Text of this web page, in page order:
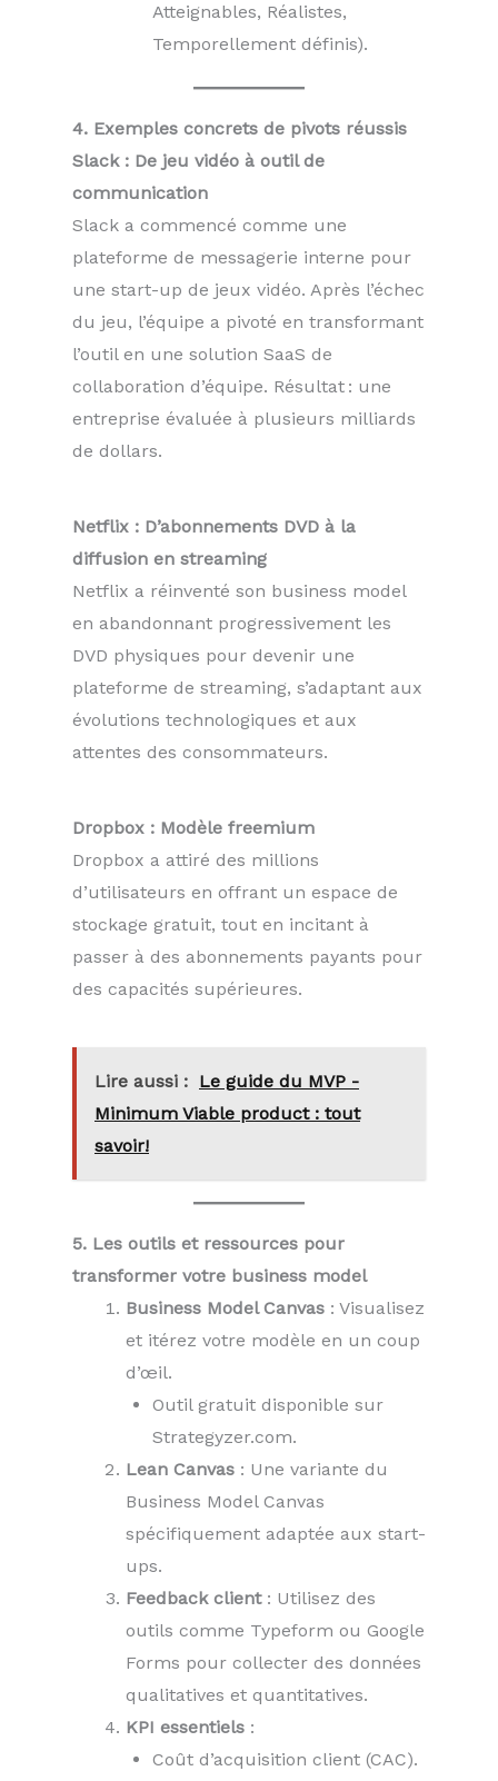
Atteignables, Réalistes,
Temporellement définis).
4. Exemples concrets de pivots réussis
Slack : De jeu vidéo à outil de
communication
Slack a commencé comme une
plateforme de messagerie interne pour
une start-up de jeux vidéo. Après l’échec
du jeu, l’équipe a pivoté en transformant
l’outil en une solution SaaS de
collaboration d’équipe. Résultat : une
entreprise évaluée à plusieurs milliards
de dollars.
Netflix : D’abonnements DVD à la
diffusion en streaming
Netflix a réinventé son business model
en abandonnant progressivement les
DVD physiques pour devenir une
plateforme de streaming, s’adaptant aux
évolutions technologiques et aux
attentes des consommateurs.
Dropbox : Modèle freemium
Dropbox a attiré des millions
d’utilisateurs en offrant un espace de
stockage gratuit, tout en incitant à
passer à des abonnements payants pour
des capacités supérieures.
Lire aussi : Le guide du MVP -
Minimum Viable product : tout
savoir!
5. Les outils et ressources pour
transformer votre business model
Business Model Canvas : Visualisez
et itérez votre modèle en un coup
d’œil.
Outil gratuit disponible sur
Strategyzer.com.
Lean Canvas : Une variante du
Business Model Canvas
spécifiquement adaptée aux start-
ups.
Feedback client: Utilisez des
outils comme Typeform ou Google
Forms pour collecter des données
qualitatives et quantitatives.
KPI essentiels :
Coût d’acquisition client (CAC).